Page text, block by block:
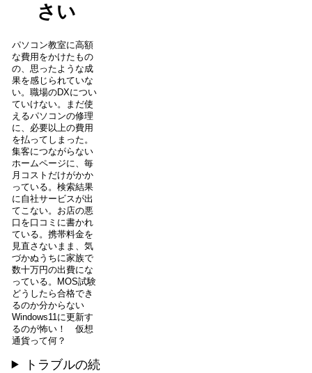
さい
パソコン教室に高額
な費用をかけたもの
の、思ったような成
果を感じられていな
い。職場のDXについ
ていけない。まだ使
えるパソコンの修理
に、必要以上の費用
を払ってしまった。
集客につながらない
ホームページに、毎
月コストだけがかか
っている。検索結果
に自社サービスが出
てこない。お店の悪
口を口コミに書かれ
ている。携帯料金を
見直さないまま、気
づかぬうちに家族で
数十万円の出費にな
っている。MOS試験
どうしたら合格でき
るのか分からない
Windows11に更新す
るのが怖い！ 仮想
通貨って何？
トラブルの続